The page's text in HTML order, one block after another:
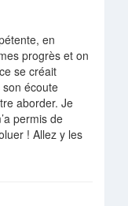
en
progrès et on
se créait
écoute
aborder. Je
permis de
! Allez y les